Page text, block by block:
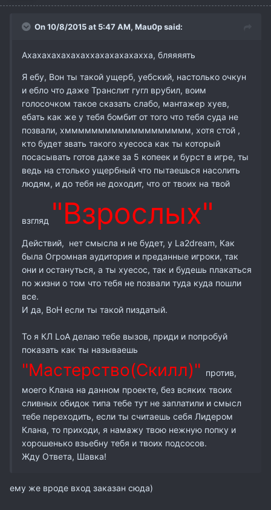
On 10/8/2015 at 5:47 AM, Mau0psaid:
Ахахахахахахаххахахахахахха, бляяяять
Я ебу, Вон ты такой ущерб, уебский, настолько очкун
и ебло что даже Транслит гугл врубил, воим
голосочком такое сказать слабо, мантажер хуев,
ебать как же у тебя бомбит от того что тебя суда не
позвали, хммммммммммммммммммм, хотя стой ,
кто будет звать такого хуесоса как ты который
посасывать готов даже за 5 копеек и бурст в игре, ты
ведь на столько ущербный что пытаешься насолить
людям, и до тебя не доходит, что от твоих на твой
взгляд "Взрослых"
Действий, нет смысла и не будет, у La2dream, Как
была Огромная аудитория и преданные игроки, так
они и остануться, а ты хуесос, так и будешь плакаться
по жизни о том что тебя не позвали туда куда пошли
все.
И да, ВоН если ты такой пиздатый.
То я КЛ LoA делаю тебе вызов, приди и попробуй
показать как ты называешь
"Мастерство(Скилл)" против,
моего Клана на данном проекте, без всяких твоих
сливных обидок типа тебе тут не заплатили и смысл
тебе переходить, если ты считаешь себя Лидером
Клана, то приходи, я намажу твою нежную попку и
хорошенько взьебну тебя и твоих подсосов.
Жду Ответа, Шавка!
ему же вроде вход заказан сюда)